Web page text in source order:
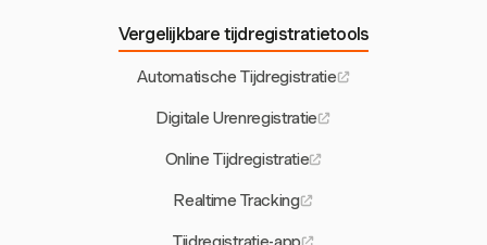
Vergelijkbare tijdregistratietools
Automatische Tijdregistratie
Digitale Urenregistratie
Online Tijdregistratie
Realtime Tracking